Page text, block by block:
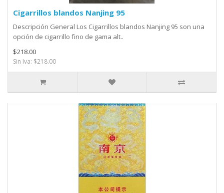
Cigarrillos blandos Nanjing 95
Descripción General Los Cigarrillos blandos Nanjing 95 son una
opción de cigarrillo fino de gama alt..
$218.00
Sin Iva: $218.00